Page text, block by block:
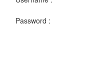
Password :